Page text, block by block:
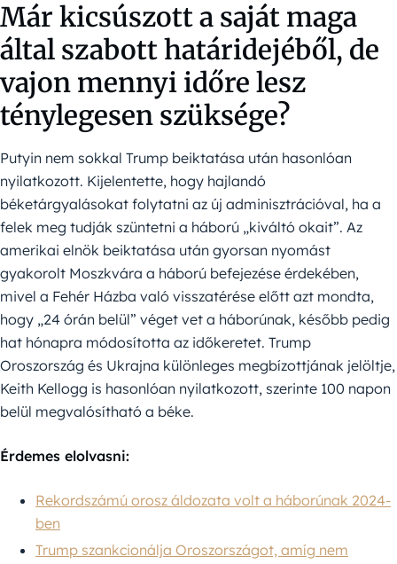
Már kicsúszott a saját maga
által szabott határidejéből, de
vajon mennyi időre lesz
ténylegesen szüksége?
Putyin nem sokkal Trump beiktatása után hasonlóan
nyilatkozott. Kijelentette, hogy hajlandó
béketárgyalásokat folytatni az új adminisztrációval, ha a
felek meg tudják szüntetni a háború „kiváltó okait”. Az
amerikai elnök beiktatása után gyorsan nyomást
gyakorolt Moszkvára a háború befejezése érdekében,
mivel a Fehér Házba való visszatérése előtt azt mondta,
hogy „24 órán belül” véget vet a háborúnak, később pedig
hat hónapra módosította az időkeretet. Trump
Oroszország és Ukrajna különleges megbízottjának jelöltje,
Keith Kellogg is hasonlóan nyilatkozott, szerinte 100 napon
belül megvalósítható a béke.
Érdemes elolvasni:
Rekordszámú orosz áldozata volt a háborúnak 2024-
ben
Trump szankcionálja Oroszországot, amíg nem